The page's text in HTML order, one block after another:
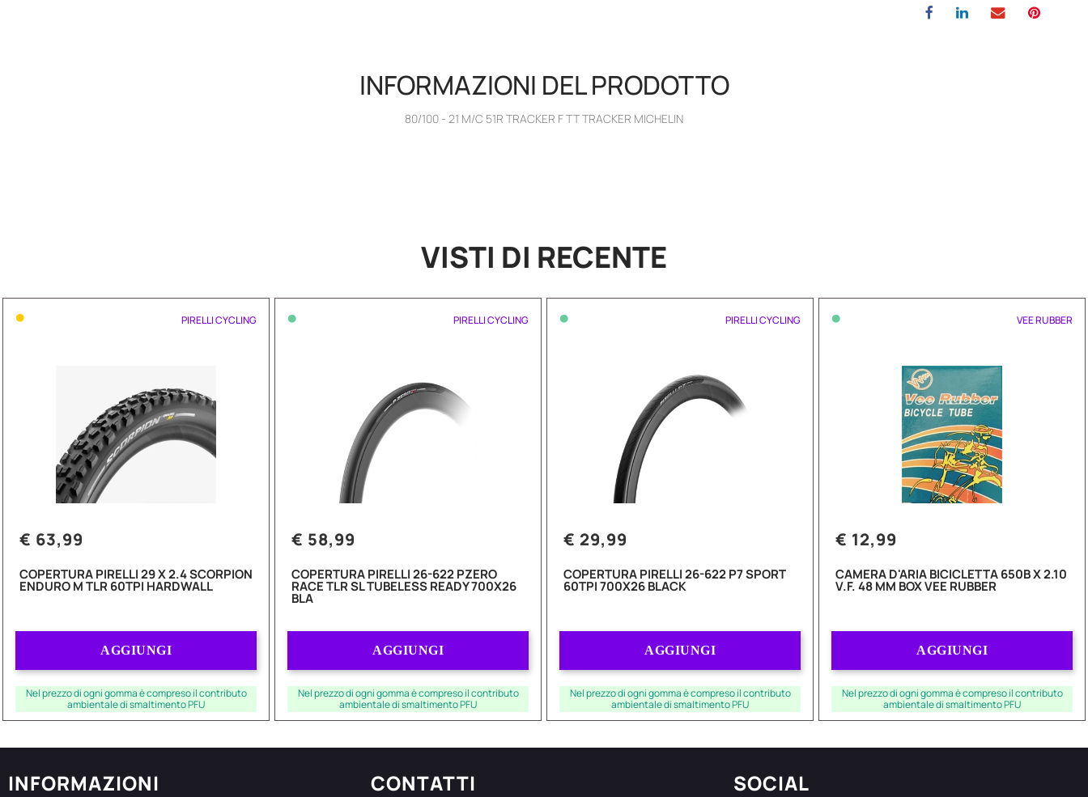
INFORMAZIONI DEL PRODOTTO
80/100 - 21 M/C 51R TRACKER F TT TRACKER MICHELIN
VISTI DI RECENTE
• PIRELLI CYCLING
€ 63,99
COPERTURA PIRELLI 29 X 2.4 SCORPION
ENDURO M TLR 60TPI HARDWALL
AGGIUNGI
Nel prezzo di ogni gomma è compreso il contributo
ambientale di smaltimento PFU
• PIRELLI CYCLING
€ 58,99
COPERTURA PIRELLI 26-622 PZERO
RACE TLR SL TUBELESS READY 700X26
BLA
AGGIUNGI
Nel prezzo di ogni gomma è compreso il contributo
ambientale di smaltimento PFU
• PIRELLI CYCLING
€ 29,99
COPERTURA PIRELLI 26-622 P7 SPORT
60TPI 700X26 BLACK
AGGIUNGI
Nel prezzo di ogni gomma è compreso il contributo
ambientale di smaltimento PFU
• VEE RUBBER
€ 12,99
CAMERA D'ARIA BICICLETTA 650B X 2.10
V.F. 48 MM BOX VEE RUBBER
AGGIUNGI
Nel prezzo di ogni gomma è compreso il contributo
ambientale di smaltimento PFU
INFORMAZIONI CONTATTI SOCIAL